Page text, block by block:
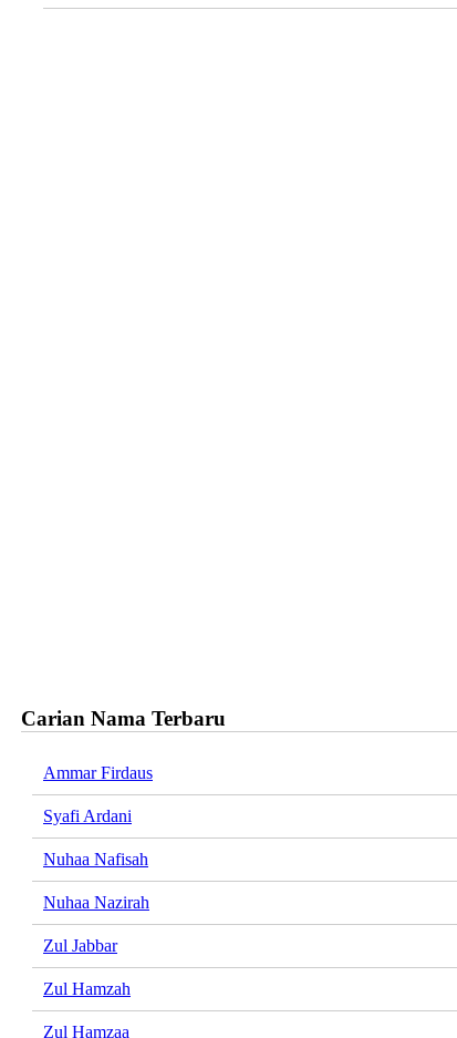
Carian Nama Terbaru
Ammar Firdaus
Syafi Ardani
Nuhaa Nafisah
Nuhaa Nazirah
Zul Jabbar
Zul Hamzah
Zul Hamzaa